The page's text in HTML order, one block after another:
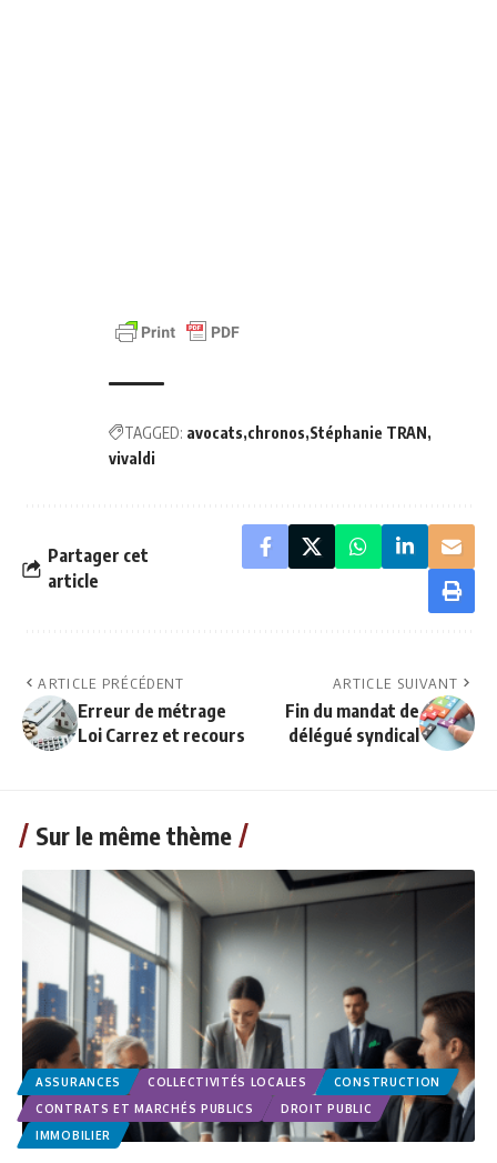
TAGGED: avocats chronos Stéphanie TRAN
vivaldi
Partager cet
article
ARTICLE PRÉCÉDENT
Erreur de métrage
Loi Carrez et recours
ARTICLE SUIVANT
Fin du mandat de
délégué syndical
Sur le même thème
ASSURANCES COLLECTIVITÉS LOCALES
CONSTRUCTION
CONTRATS ET MARCHÉS PUBLICS
DROIT PUBLIC
IMMOBILIER